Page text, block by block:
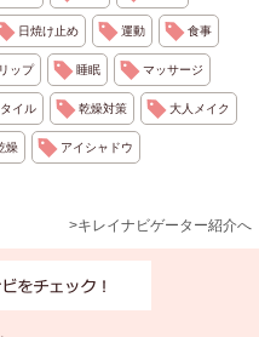
日焼け止め 運動 食事
リップ 睡眠 マッサージ
イル 乾燥対策 大人メイク
燥 アイシャドウ
>キレイナビゲーター紹介へ